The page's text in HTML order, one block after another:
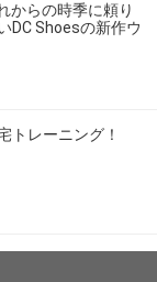
からの時季に頼り
DC Shoesの新作ウ
トレーニング！